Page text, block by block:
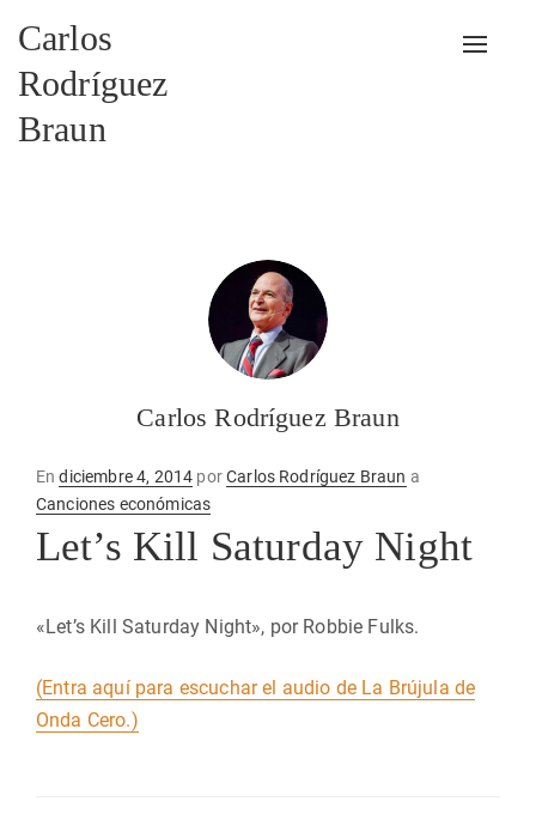
Carlos
Rodríguez
Braun
Carlos Rodríguez Braun
EnPublicado
en
diciembre 4, 2014 porCarlos Rodríguez Braun a
Canciones económicas
Let’s Kill Saturday Night
«Let’s Kill Saturday Night», por Robbie Fulks.
(Entra aquí para escuchar el audio de La Brújula de
Onda Cero.)